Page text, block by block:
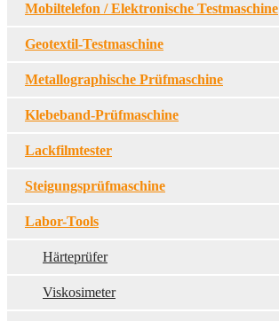
Mobiltelefon / Elektronische Testmaschine
Geotextil-Testmaschine
Metallographische Prüfmaschine
Klebeband-Prüfmaschine
Lackfilmtester
Steigungsprüfmaschine
Labor-Tools
Härteprüfer
Viskosimeter